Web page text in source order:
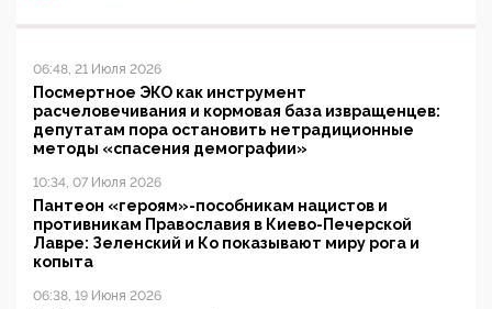
06:48, 21 Июля 2026
Посмертное ЭКО как инструмент
расчеловечивания и кормовая база извращенцев:
депутатам пора остановить нетрадиционные
методы «спасения демографии»
10:34, 07 Июля 2026
Пантеон «героям»-пособникам нацистов и
противникам Православия в Киево-Печерской
Лавре: Зеленский и Ко показывают миру рога и
копыта
06:38, 19 Июня 2026